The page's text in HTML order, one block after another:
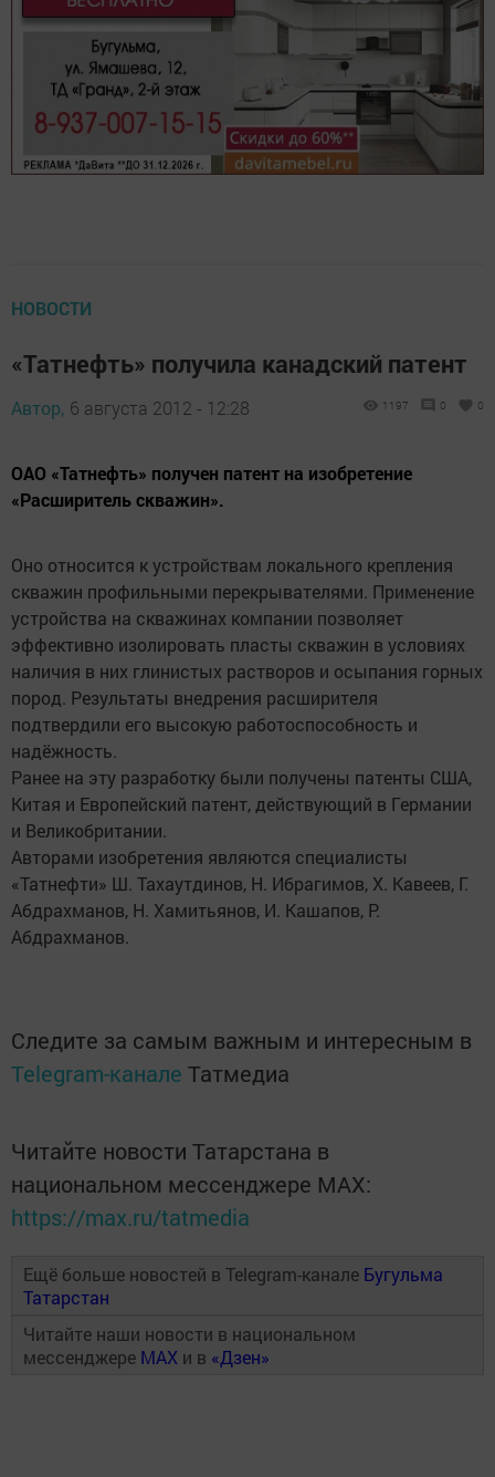
НОВОСТИ
«Татнефть» получила канадский патент
Автор, 6 августа 2012 - 12:28 1197 0 0
ОАО «Татнефть» получен патент на изобретение
«Расширитель скважин».
Оно относится к устройствам локального крепления
скважин профильными перекрывателями. Применение
устройства на скважинах компании позволяет
эффективно изолировать пласты скважин в условиях
наличия в них глинистых растворов и осыпания горных
пород. Результаты внедрения расширителя
подтвердили его высокую работоспособность и
надёжность.
Ранее на эту разработку были получены патенты США,
Китая и Европейский патент, действующий в Германии
и Великобритании.
Авторами изобретения являются специалисты
«Татнефти» Ш. Тахаутдинов, Н. Ибрагимов, Х. Кавеев, Г.
Абдрахманов, Н. Хамитьянов, И. Кашапов, Р.
Абдрахманов.
Следите за самым важным и интересным в
Telegram-канале Татмедиа
Читайте новости Татарстана в
национальном мессенджере MАХ:
https://max.ru/tatmedia
Ещё больше новостей в Telegram-канале Бугульма
Татарстан
Читайте наши новости в национальном
мессенджере MAX и в «Дзен»